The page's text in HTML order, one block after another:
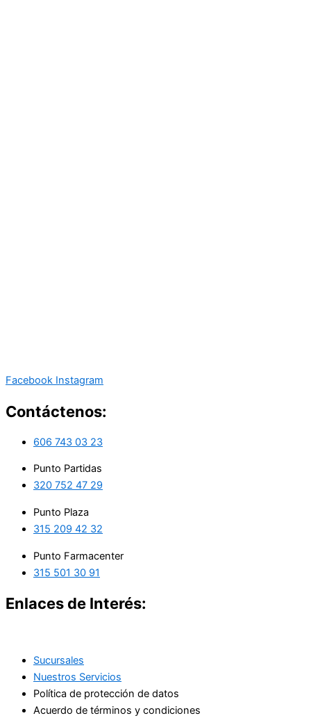
Facebook Instagram
Contáctenos:
606 743 03 23
Punto Partidas
320 752 47 29
Punto Plaza
315 209 42 32
Punto Farmacenter
315 501 30 91
Enlaces de Interés:
Sucursales
Nuestros Servicios
Política de protección de datos
Acuerdo de términos y condiciones